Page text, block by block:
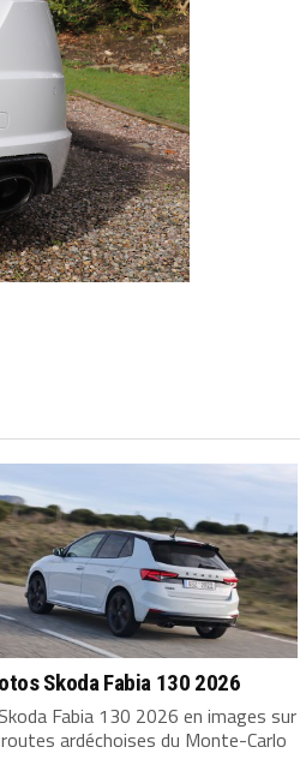
Skoda Fabia 130 2026
Fabia 130 2026 en images sur
ardéchoises du Monte-Carlo